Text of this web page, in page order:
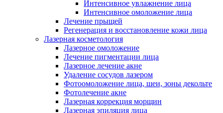
Интенсивное увлажнение лица
Интенсивное омоложение лица
Лечение прыщей
Регенерация и восстановление кожи лица
Лазерная косметология
Лазерное омоложение
Лечение пигментации лица
Лазерное лечение акне
Удаление сосудов лазером
Фотоомоложение лица, шеи, зоны декольте
Фотолечение акне
Лазерная коррекция морщин
Лазерная эпиляция лица